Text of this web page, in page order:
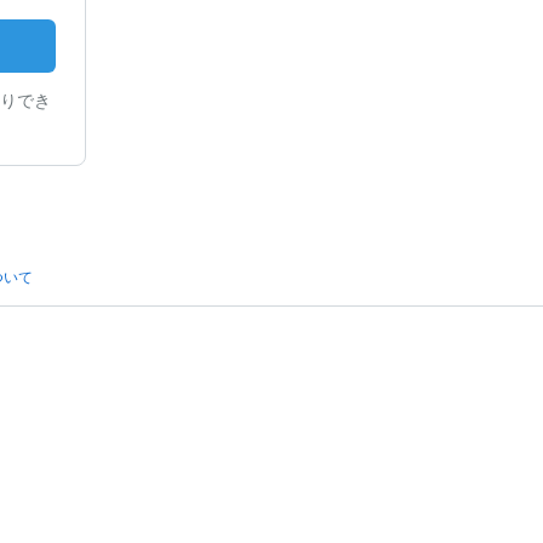
でき
て